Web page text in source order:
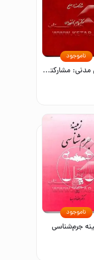
حقوق مدنی: مشارکتها، صلح - جعاله، گروبندی مشروع، صلح، شرکت، مضاربه، مزارعه و مساقات/جلد دوم
ناموجود
جرم‌شناسی
ناموجود